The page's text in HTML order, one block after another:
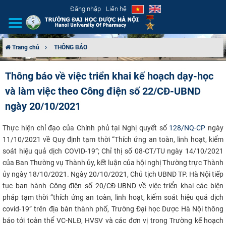
Đăng nhập Liên hệ
CƠ CẤU TỔ CHỨC
TUYỂN SINH
ĐÀO TẠO
ĐẢM BẢO CHẤT LƯỢNG
KHOA HỌC CÔNG NGHỆ
HTQT
Trang chủ THÔNG BÁO
Thông báo về việc triển khai kế hoạch dạy-học
và làm việc theo Công điện số 22/CĐ-UBND
ngày 20/10/2021
Thực hiện chỉ đạo của Chính phủ tại Nghị quyết số 128/NQ-CP ngày
11/10/2021 về Quy định tạm thời “Thí​ch ứng an toàn, linh hoạt, kiểm
soát hiệu quả dịch COVID-19”; Chỉ thị số 08-CT/TU ngày 14/10/2021
của Ban Thường vụ Thành ủy, kết luận của hội nghị Thường trực Thành
ủy ngày 18/10/2021. Ngày 20/10/2021, Chủ tịch UBND TP. Hà Nộitiếp
tục ban hành Công điện số 20/CĐ-UBND về việc triển khai các biện
pháp tạm thời “thích ứng an toàn, linh hoạt, kiểm soát hiệu quả dịch
covid-19” trên địa bàn thành phố, Trường Đại học Dược Hà Nội thông
báo tới toàn thể VC-NLĐ, HVSV và các đơn vị trong Trường kế hoạch